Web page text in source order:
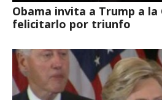
Obama invita a Trump a la
felicitarlo por triunfo